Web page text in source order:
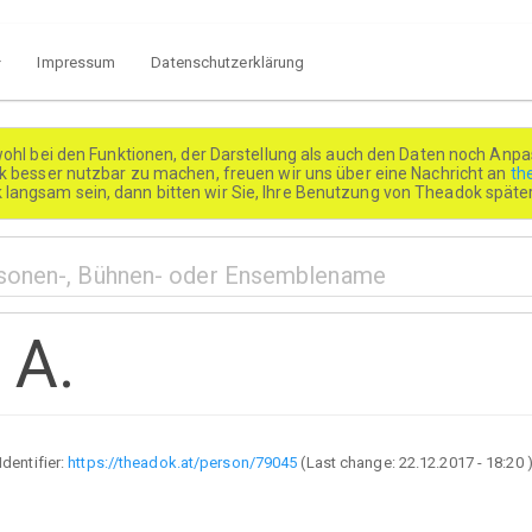
Impressum Datenschutzerklärung
bei den Funktionen, der Darstellung als auch den Daten noch
besser nutzbar zu machen, freuen wir uns über eine Nachricht an
sein, dann bitten wir Sie, Ihre Benutzung von Theadok
Identifier:https://theadok.at/person/79045 (Last change: 22.12.2017 - 18:20)